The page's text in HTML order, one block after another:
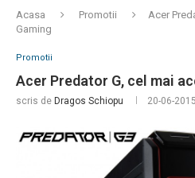
Acasa Promotii
Acer
Gaming
Promotii
Acer Predator G, cel mai
scris de Dragos Schiopu 20-06-2015